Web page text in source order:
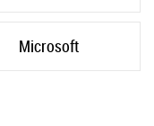
Microsoft